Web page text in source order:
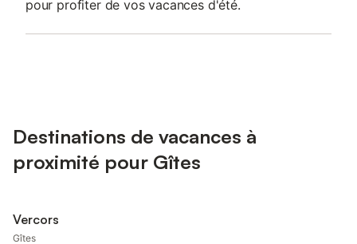
pour profiter de vos vacances d'été.
Destinations de vacances à
proximité pour Gîtes
Vercors
Gîtes